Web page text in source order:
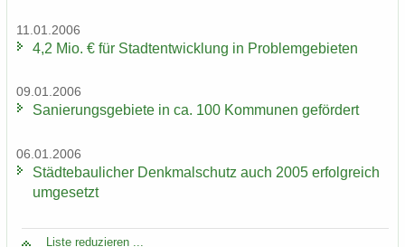
11.01.2006
4,2 Mio. € für Stadt­ent­wick­lung in Pro­blem­ge­bie­ten
09.01.2006
Sa­nie­rungs­ge­bie­te in ca. 100 Kom­mu­nen ge­för­dert
06.01.2006
Städ­te­bau­li­cher Denk­mal­schutz auch 2005 er­folg­reich
um­ge­setzt
Liste re­du­zie­ren ...